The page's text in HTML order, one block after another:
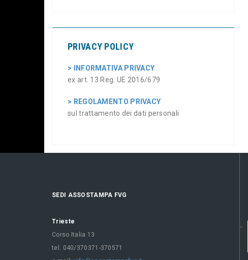
PRIVACY POLICY
> INFORMATIVA PRIVACY
ex art. 13 Reg. UE 2016/679
> REGOLAMENTO PRIVACY
sul trattamento dei dati personali
SEDI ASSOSTAMPA FVG
Trieste
Corso Italia 13
tel. 040/370371-370571